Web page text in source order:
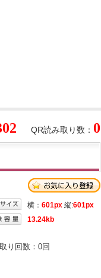
QR読み取り数： 0
横： 601px 縦:601px
13.24kb
り回数： 0回